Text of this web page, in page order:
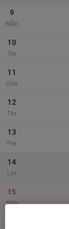
9
Mån
10
Tis
11
Ons
12
Tor
13
Fre
14
Lör
15
Sön